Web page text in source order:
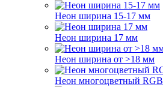
Неон ширина 15-17 мм
Неон ширина 17 мм
Неон ширина от >18 мм
Неон многоцветный RGB